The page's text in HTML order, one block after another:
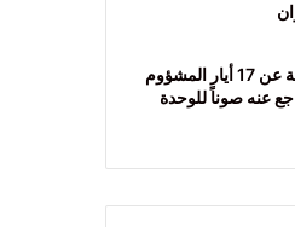
“القومي”: “اتفاق الاطار” نسخة عن 17 أيار المشؤوم
عنه صوناً للوحدة